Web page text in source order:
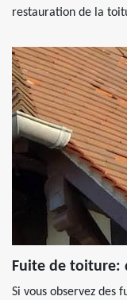
restauration de la
Fuite de toiture:
Si vous observez des